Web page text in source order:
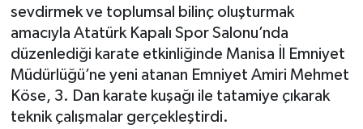
sevdirmek ve toplumsal bilinç oluşturmak
amacıyla Atatürk Kapalı Spor Salonu’nda
düzenlediği karate etkinliğinde Manisa İl Emniyet
Müdürlüğü’ne yeni atanan Emniyet Amiri Mehmet
Köse, 3. Dan karate kuşağı ile tatamiye çıkarak
teknik çalışmalar gerçekleştirdi.